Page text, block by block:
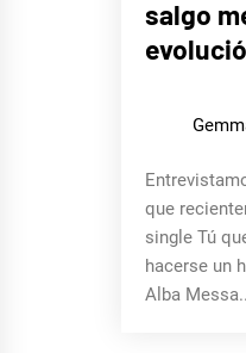
salgo
que
single Tú
hacerse un
Alba